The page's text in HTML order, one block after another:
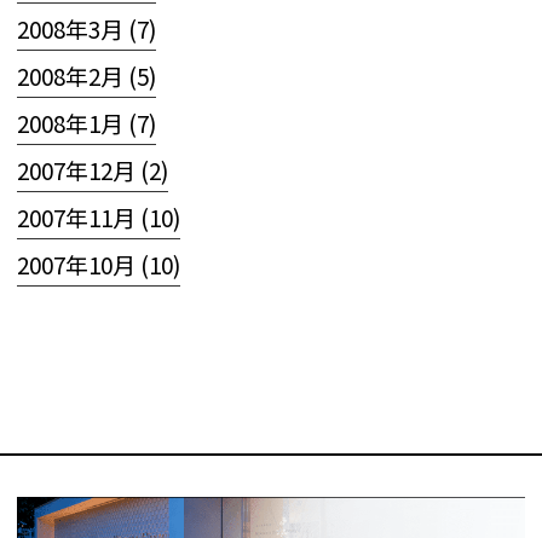
2008年3月 (7)
2008年2月 (5)
2008年1月 (7)
2007年12月 (2)
2007年11月 (10)
2007年10月 (10)